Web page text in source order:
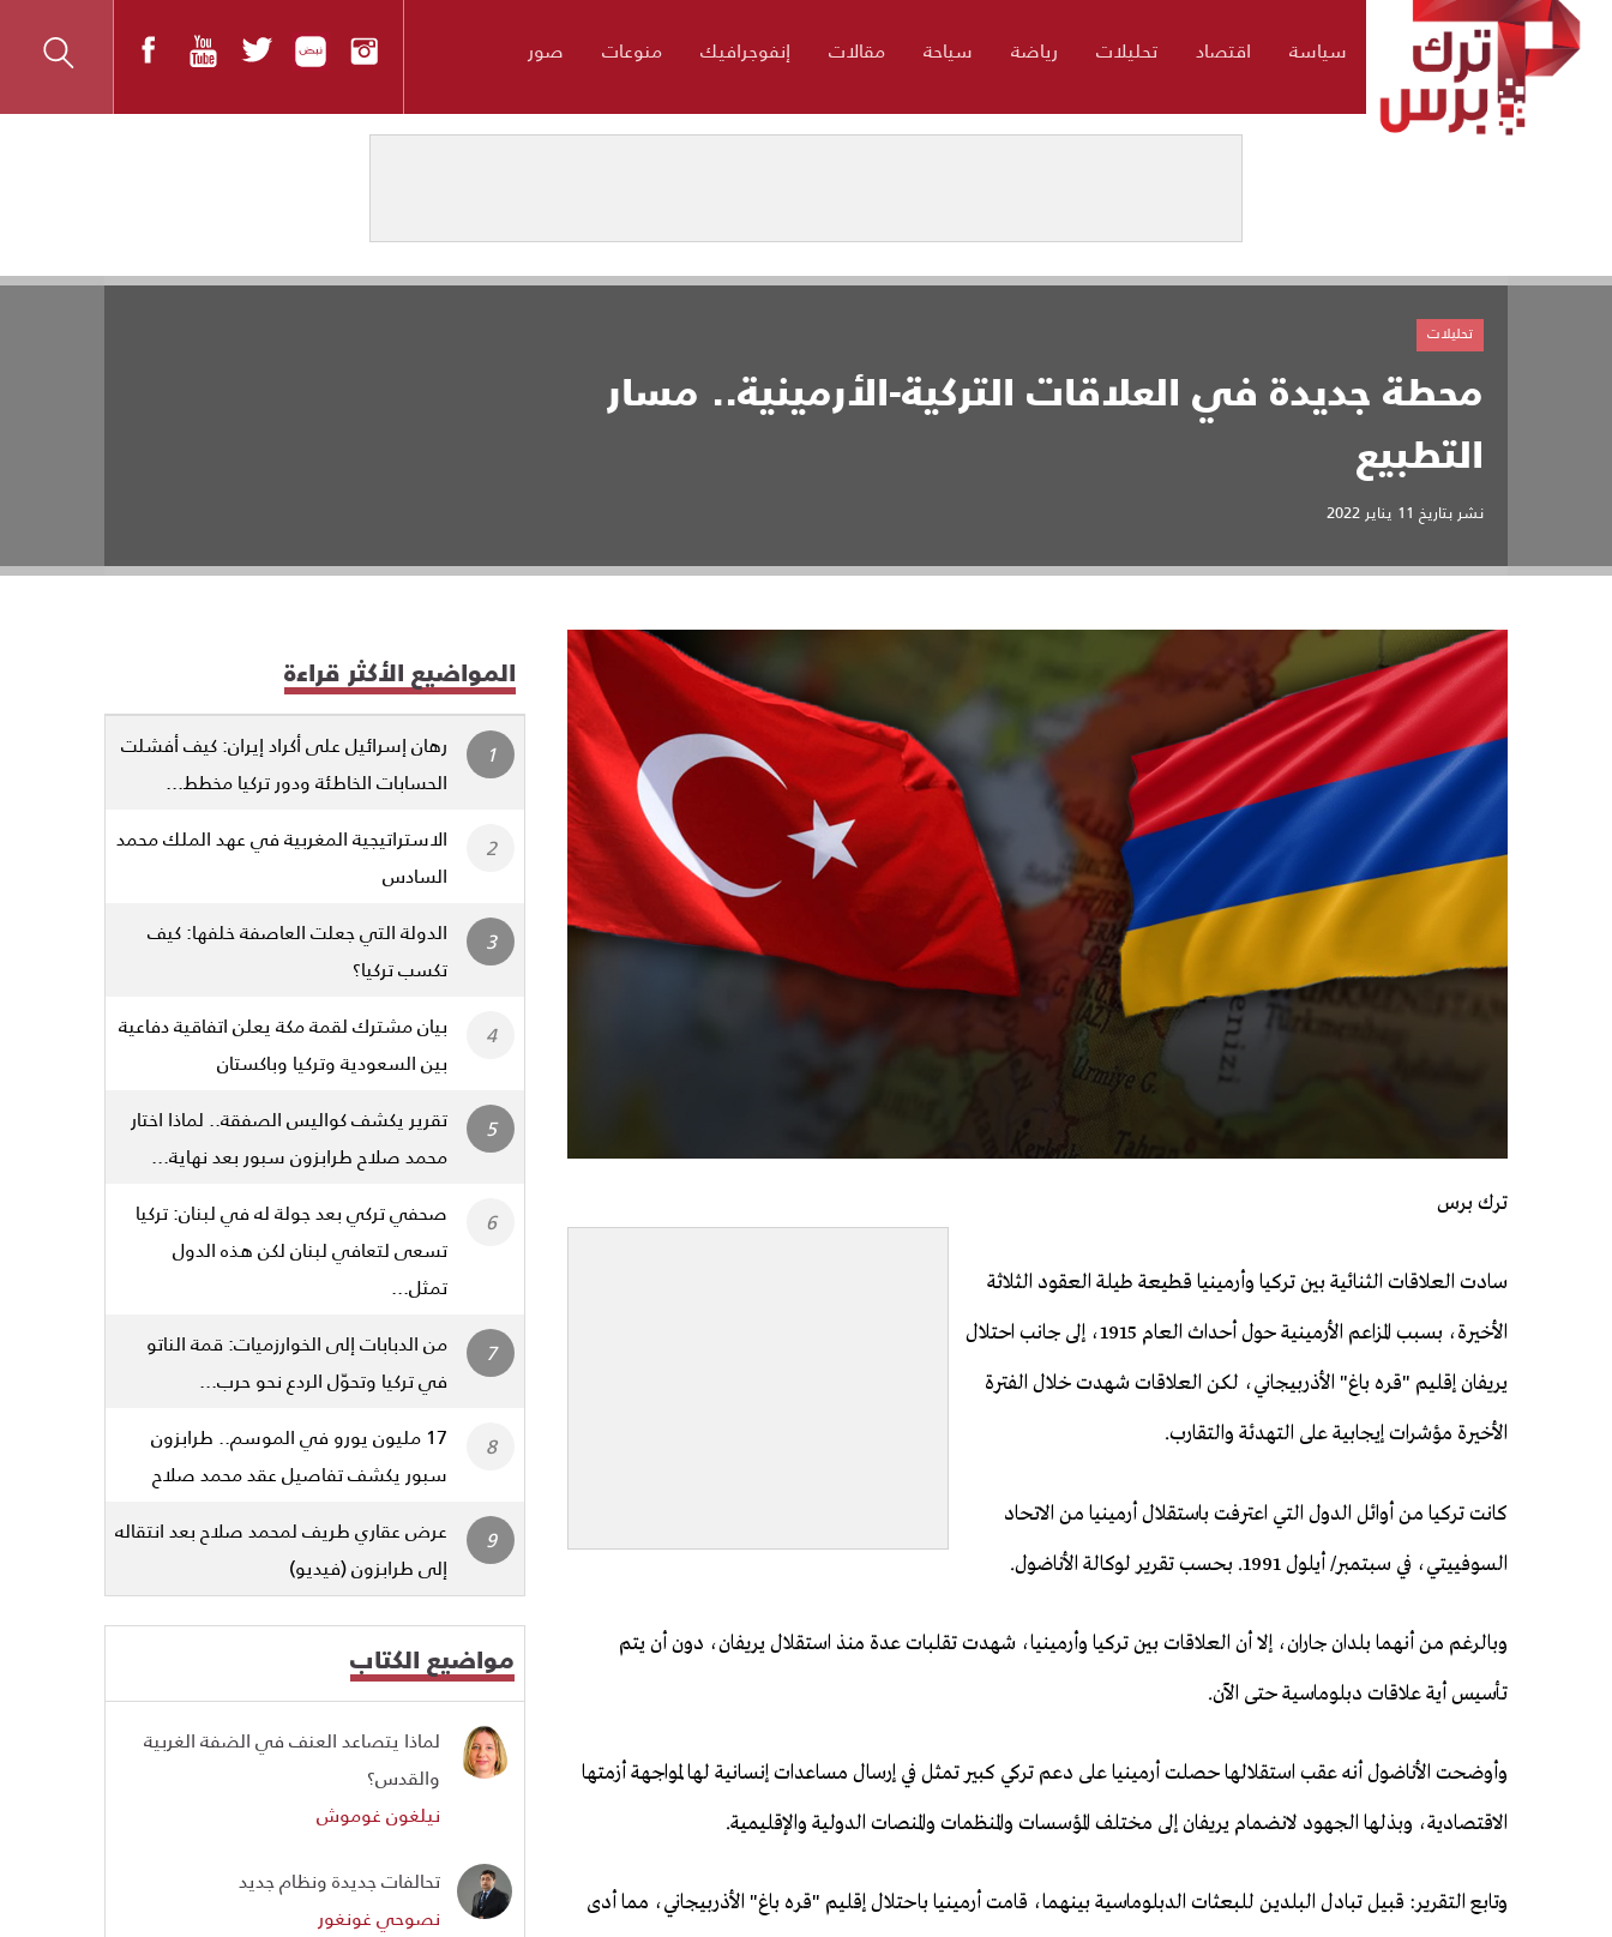
سياسة اقتصاد تحليلات رياضة سياحة مقالات إنفوجرافيك منوعات صور
محطة جديدة في العلاقات التركية-الأرمينية.. مسار
التطبيع
نشر بتاريخ 11 يناير 2022
تحليلات
ترك برس
سادت العلاقات الثنائية بين تركيا وأرمينيا قطيعة طيلة العقود الثلاثة
الأخيرة، بسبب المزاعم الأرمينية حول أحداث العام 1915، إلى جانب احتلال
يريفان إقليم "قره باغ" الأذربيجاني، لكن العلاقات شهدت خلال الفترة
الأخيرة مؤشرات إيجابية على التهدئة والتقارب.
كانت تركيا من أوائل الدول التي اعترفت باستقلال أرمينيا من الاتحاد
السوفييتي، في سبتمبر/ أيلول 1991. بحسب تقرير لوكالة الأناضول.
وبالرغم من أنهما بلدان جاران، إلا أن العلاقات بين تركيا وأرمينيا، شهدت تقلبات عدة منذ استقلال يريفان، دون أن يتم
تأسيس أية علاقات دبلوماسية حتى الآن.
وأوضحت الأناضول أنه عقب استقلالها حصلت أرمينيا على دعم تركي كبير تمثل في إرسال مساعدات إنسانية لها لمواجهة أزمتها
الاقتصادية، وبذلها الجهود لانضمام يريفان إلى مختلف المؤسسات والمنظمات والمنصات الدولية والإقليمية.
وتابع التقرير: قبيل تبادل البلدين للبعثات الدبلوماسية بينهما، قامت أرمينيا باحتلال إقليم "قره باغ" الأذربيجاني، مما أدى
المواضيع الأكثر قراءة
رهان إسرائيل على أكراد إيران: كيف أفشلت
الحسابات الخاطئة ودور تركيا مخطط...
الاستراتيجية المغربية في عهد الملك محمد
السادس
الدولة التي جعلت العاصفة خلفها: كيف
تكسب تركيا؟
بيان مشترك لقمة مكة يعلن اتفاقية دفاعية
بين السعودية وتركيا وباكستان
تقرير يكشف كواليس الصفقة.. لماذا اختار
محمد صلاح طرابزون سبور بعد نهاية...
صحفي تركي بعد جولة له في لبنان: تركيا
تسعى لتعافي لبنان لكن هذه الدول
تمثل...
من الدبابات إلى الخوارزميات: قمة الناتو
في تركيا وتحوّل الردع نحو حرب...
17 مليون يورو في الموسم.. طرابزون
سبور يكشف تفاصيل عقد محمد صلاح
عرض عقاري طريف لمحمد صلاح بعد انتقاله
إلى طرابزون (فيديو)
مواضيع الكتاب
لماذا يتصاعد العنف في الضفة الغربية
والقدس؟
نيلغون غوموش
تحالفات جديدة ونظام جديد
نصوحي غونغور